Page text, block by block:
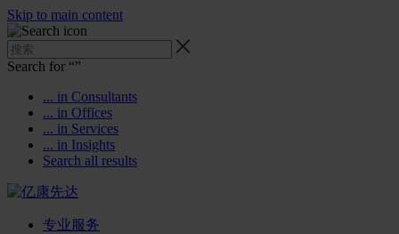
Skip to main content
Search for “”
... in Consultants
... in Offices
... in Services
... in Insights
Search all results
专业服务